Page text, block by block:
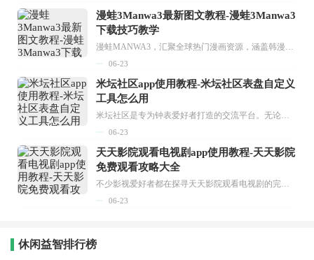
漫蛙3Manwa3最新图文教程-漫蛙3Manwa3
下载技巧教学
漫蛙MANWA3，汇聚全球热门漫画资源，涵盖韩漫、欧美漫画、国漫等多种类型，题材丰富多样，全方位满足用户阅读喜好。它不仅是阅读平台，更是创作平台，为广大用户打造零门槛创作环境。...
06-23
米坛社区app使用教程-米坛社区表盘自定义
工具怎么用
米坛社区是专为钟表爱好者打造的交流平台。无论你是初涉钟表领域的普通爱好者，还是拥有多年收藏经验的资深玩家，都能在此找到属于自己的天地。 无需注册，就能轻松参与其中。通过专业的讨论论坛与丰富的交互功能，你可与世界各地的钟表爱好者畅快交流。若你钟情于钟表，米坛社区无疑是值得一试的理想之选。在这里，你能获取最新的手表资讯，交流见解，提升鉴赏品味，让每一块手表都成为收藏故事中重要的一部分。感兴趣的朋友，不要错过下载机会。...
06-23
天天影院观看电视剧app使用教程-天天影院
免费观看攻略大全
不少影视爱好者都在探寻天天影院观看电视剧的完整方法，结合最新平台使用规则，本篇新手入门攻略全面讲解观看渠道、检索流程、播放设置以及画面模式调整等实用内容。全文适配手机、电脑等主流设备，步骤简洁易懂，无论是初次使用的新手，还是想要优化观影体验的用户，都能参照内容快速上手，熟练掌握平台各项操作技巧，轻松畅享影视内容。...
06-23
休闲益智排行榜